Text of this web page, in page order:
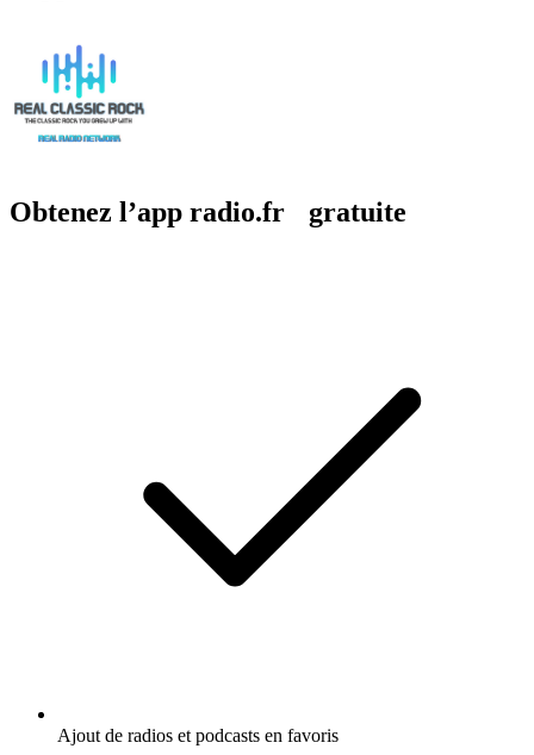
Obtenez l’app radio.fr gratuite
Ajout de radios et podcasts en favoris